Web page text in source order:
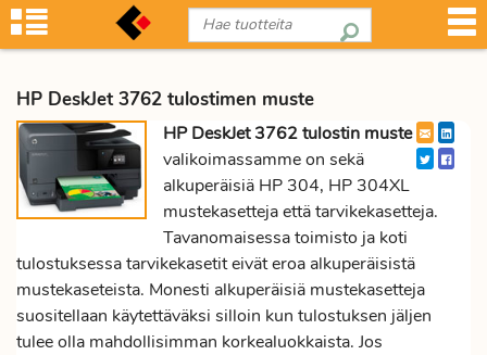
HP DeskJet 3762 tulostimen muste
HP DeskJet 3762 tulostin muste
valikoimassamme on sekä
alkuperäisiä HP 304, HP 304XL
mustekasetteja että tarvikekasetteja.
Tavanomaisessa toimisto ja koti
tulostuksessa tarvikekasetit eivät eroa alkuperäisistä
mustekaseteista. Monesti alkuperäisiä mustekasetteja
suositellaan käytettäväksi silloin kun tulostuksen jäljen
tulee olla mahdollisimman korkealuokkaista. Jos